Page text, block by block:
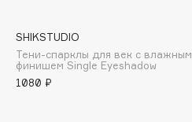
Beauty Bomb
Beauty Pati
450
452
SHIKSTUDIO
Тени-спарклы для век с влажным
финишем Single Eyeshadow
1080 ₽